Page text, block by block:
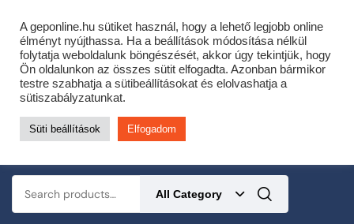
Cofidis expressz online áruhitel 0 % THM-el 10 hónapra!
Most minden akciós HQ láncfűrészhez ajándékba adunk egy fűrészláncot!
Részletek ide kattintva!
KERTÉSZETI – ERDÉSZETI – ÉPÍTŐIPARI GÉP WEBSHOP
All Category
A geponline.hu sütiket használ, hogy a lehető legjobb online
élményt nyújthassa. Ha a beállítások módosítása nélkül
folytatja weboldalunk böngészését, akkor úgy tekintjük, hogy
Ön oldalunkon az összes sütit elfogadta. Azonban bármikor
testre szabhatja a sütibeállításokat és elolvashatja a
sütiszabályzatunkat.
Süti beállítások Elfogadom